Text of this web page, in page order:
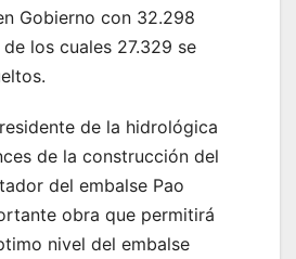
Gobierno con 32.298
los cuales 27.329 se
de la hidrológica
de la construcción del
del embalse Pao
obra que permitirá
nivel del embalse